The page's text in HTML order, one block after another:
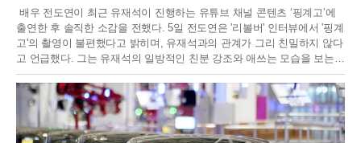
배우 전도연이 최근 유재석이 진행하는 유튜브 채널 콘텐츠 ‘핑계고’에
출연한 후 솔직한 소감을 전했다. 5일 전도연은 '리볼버' 인터뷰에서 '핑계
고'의 촬영이 불편했다고 밝히며, 유재석과의 관계가 그리 친밀하지 않다
고 언급했다. 그는 유재석의 일방적인 친분 강조와 애쓰는 모습을 보는
것이 불편했으며, 두 사람 사이에 사적인 대화나 친밀한 관계가 없었다고
설명했다.전도연은 "'요정재형'은 편하게 촬영했지만, '핑계고'는 정말 불
편했다"라고 말하며, "제가 리액션을 잘 못하고 유재석 씨가 애쓰는 걸 보
는 게 편하지 않았다"고 덧붙였다. 또 유재석과 핑계고를 찍고 나서 전화
번호를 교환하고 문자도 받았다고 해 웃음을 자아냈다.전도연의 솔직한